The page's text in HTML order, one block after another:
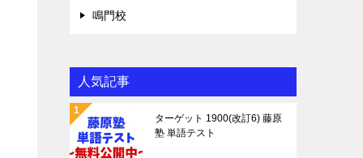
鳴門校
人気記事
ターゲット 1900(改訂6) 藤原
塾 単語テスト